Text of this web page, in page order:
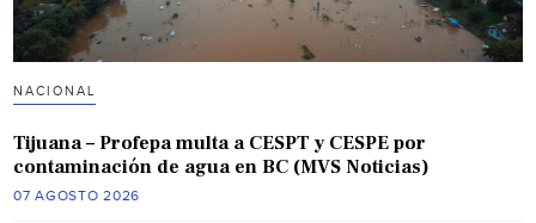
NACIONAL
Tijuana – Profepa multa a CESPT y CESPE por
contaminación de agua en BC (MVS Noticias)
07 AGOSTO 2026